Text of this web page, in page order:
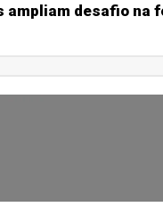
ampliam desafio na